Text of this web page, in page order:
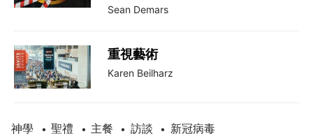
Sean Demars
重視藝術
Karen Beilharz
神學 • 聖禮 • 主餐 • 訪談 • 新冠病毒